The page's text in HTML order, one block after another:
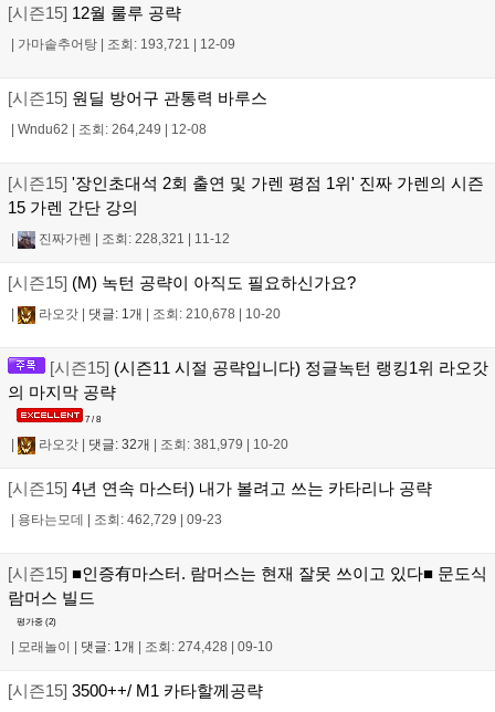
[시즌15] 12월 룰루 공략
가마솥추어탕 조회: 193,721 12-09
[시즌15] 원딜 방어구 관통력 바루스
Wndu62 조회: 264,249 12-08
[시즌15] '장인초대석 2회 출연 및 가렌 평점 1위' 진짜 가렌의 시즌
15 가렌 간단 강의
진짜가렌 조회: 228,321 11-12
[시즌15] (M) 녹턴 공략이 아직도 필요하신가요?
라오갓 댓글: 1개 조회: 210,678 10-20
[시즌15] (시즌11 시절 공략입니다) 정글녹턴 랭킹1위 라오갓
의 마지막 공략
7 / 8
라오갓 댓글: 32개 조회: 381,979 10-20
[시즌15] 4년 연속 마스터) 내가 볼려고 쓰는 카타리나 공략
용타는모데 조회: 462,729 09-23
[시즌15] ■인증有마스터. 람머스는 현재 잘못 쓰이고 있다■ 문도식
람머스 빌드
평가중 (2)
| 모래놀이 | 댓글: 1개 | 조회: 274,428 | 09-10
[시즌15] 3500++/ M1 카타할께공략